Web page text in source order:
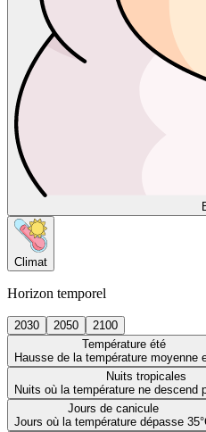
Climat
Horizon temporel
2030 2050
2100
Température été
Hausse de la température moyenne
Nuits tropicales
Nuits où la température ne descend
Jours de canicule
Jours où la température dépasse